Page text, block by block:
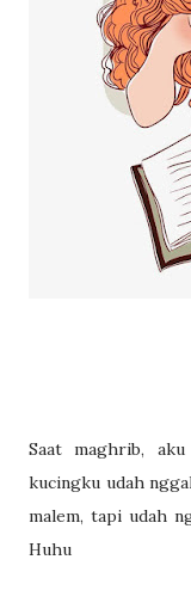
Saat maghrib,
kucingku udah
malem, tapi udah
Huhu